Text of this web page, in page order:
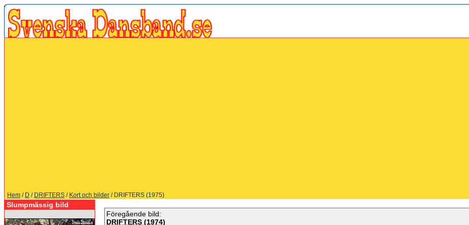
Hem / D / DRIFTERS / Kort och bilder / DRIFTERS (1975)
Slumpmässig bild
Föregående bild:
DRIFTERS (1974)